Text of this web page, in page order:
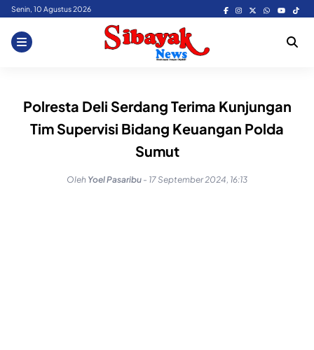
Skip
content
Senin, 10 Agustus 2026
Polresta Deli Serdang Terima Kunjungan
Tim Supervisi Bidang Keuangan Polda
Sumut
Oleh Yoel Pasaribu - 17 September 2024, 16:13